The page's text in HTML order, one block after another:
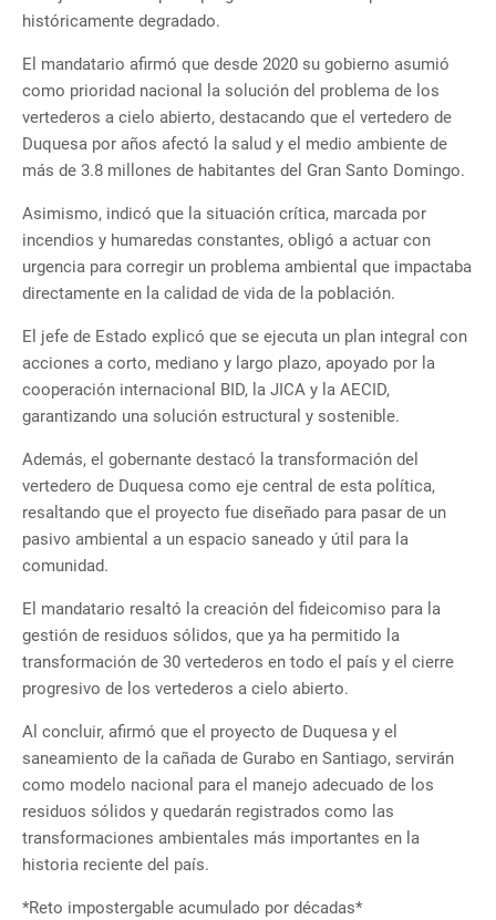
históricamente degradado.
El mandatario afirmó que desde 2020 su gobierno asumió
como prioridad nacional la solución del problema de los
vertederos a cielo abierto, destacando que el vertedero de
Duquesa por años afectó la salud y el medio ambiente de
más de 3.8 millones de habitantes del Gran Santo Domingo.
Asimismo, indicó que la situación crítica, marcada por
incendios y humaredas constantes, obligó a actuar con
urgencia para corregir un problema ambiental que impactaba
directamente en la calidad de vida de la población.
El jefe de Estado explicó que se ejecuta un plan integral con
acciones a corto, mediano y largo plazo, apoyado por la
cooperación internacional BID, la JICA y la AECID,
garantizando una solución estructural y sostenible.
Además, el gobernante destacó la transformación del
vertedero de Duquesa como eje central de esta política,
resaltando que el proyecto fue diseñado para pasar de un
pasivo ambiental a un espacio saneado y útil para la
comunidad.
El mandatario resaltó la creación del fideicomiso para la
gestión de residuos sólidos, que ya ha permitido la
transformación de 30 vertederos en todo el país y el cierre
progresivo de los vertederos a cielo abierto.
Al concluir, afirmó que el proyecto de Duquesa y el
saneamiento de la cañada de Gurabo en Santiago, servirán
como modelo nacional para el manejo adecuado de los
residuos sólidos y quedarán registrados como las
transformaciones ambientales más importantes en la
historia reciente del país.
*Reto impostergable acumulado por décadas*